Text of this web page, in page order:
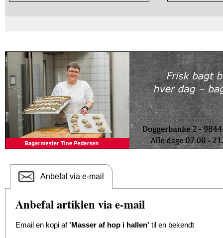
Anbefal via e-mail
Anbefal artiklen via e-mail
Email en kopi af'Masser af hop i hallen' til en bekendt